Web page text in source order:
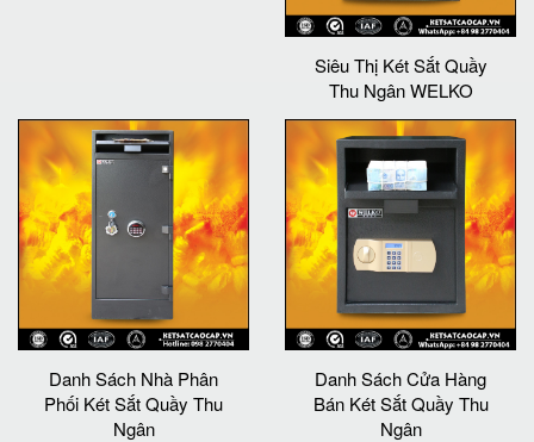
Siêu Thị Két Sắt Quầy
Thu Ngân WELKO
Danh Sách Nhà Phân
Phối Két Sắt Quầy Thu
Ngân
Danh Sách Cửa Hàng
Bán Két Sắt Quầy Thu
Ngân